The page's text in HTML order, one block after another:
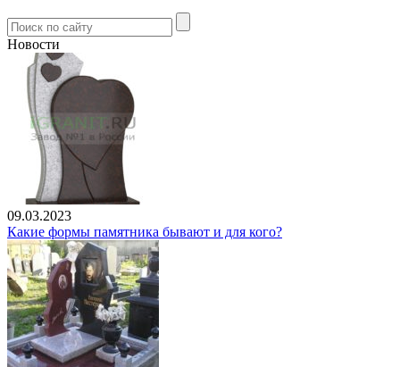
Новости
09.03.2023
Какие формы памятника бывают и для кого?